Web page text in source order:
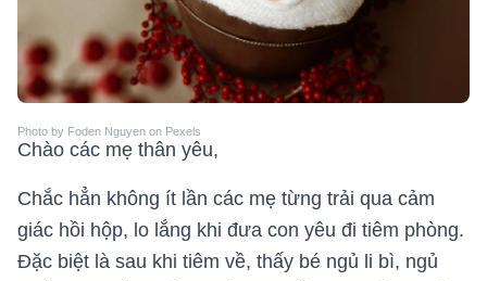
Photo by Foden Nguyen on Pexels
Chào các mẹ thân yêu,
Chắc hẳn không ít lần các mẹ từng trải qua cảm
giác hồi hộp, lo lắng khi đưa con yêu đi tiêm phòng.
Đặc biệt là sau khi tiêm về, thấy bé ngủ li bì, ngủ